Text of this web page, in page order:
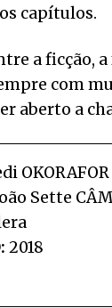
capítulos.
a ficção,
com
aberto a
OKORAFOR
Sette
2018